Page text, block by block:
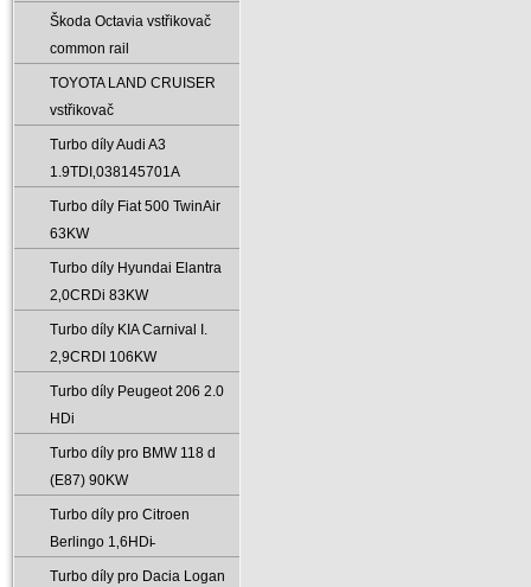
Škoda Octavia vstřikovač
common rail
TOYOTA LAND CRUISER
vstřikovač
Turbo díly Audi A3
1.9TDI‚038145701A
Turbo díly Fiat 500 TwinAir
63KW
Turbo díly Hyundai Elantra
2‚0CRDi 83KW
Turbo díly KIA Carnival I.
2‚9CRDI 106KW
Turbo díly Peugeot 206 2.0
HDi
Turbo díly pro BMW 118 d
(E87) 90KW
Turbo díly pro Citroen
Berlingo 1‚6HDi̵
Turbo díly pro Dacia Logan